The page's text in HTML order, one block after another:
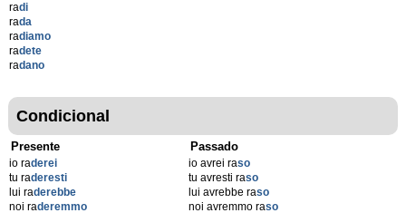
radi
rada
radiamo
radete
radano
Condicional
Presente
io raderei
tu raderesti
lui raderebbe
noi raderemmo
Passado
io avrei raso
tu avresti raso
lui avrebbe raso
noi avremmo raso